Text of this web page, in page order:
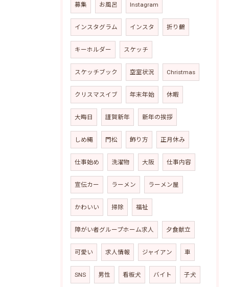
募集 お風呂 Instagram
インスタグラム インスタ 折り鶴
キーホルダー スケッチ
スケッチブック 空室状況 Christmas
クリスマスイブ 年末年始 休暇
大晦日 謹賀新年 新年の挨拶
しめ縄 門松 飾り方 正月休み
仕事始め 洗濯物 大阪 仕事内容
宣伝カー ラーメン ラーメン屋
かわいい 掃除 福祉
障がい者グループホーム求人 夕食献立
可愛い 求人情報 ジャイアン 車
SNS 男性 看板犬 バイト 子犬